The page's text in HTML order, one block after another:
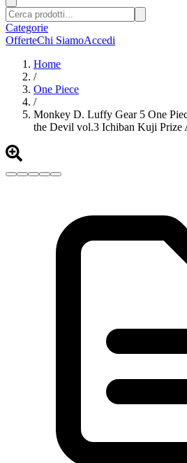
Categorie
OfferteChi SiamoAccedi
Home
/
One Piece
/
Monkey D. Luffy Gear 5 One
the Devil vol.3 Ichiban Kuji Prize